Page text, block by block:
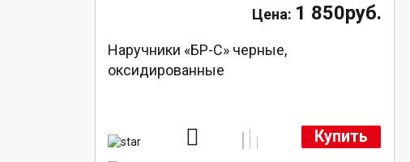
1 850руб.
Наручники «БР-С» черные,
оксидированные
Купить